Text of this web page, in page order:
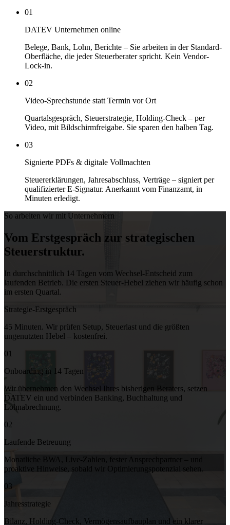
01
DATEV Unternehmen online
Belege, Bank, Lohn, Berichte – Sie arbeiten in der Standard-
Oberfläche, die jeder Steuerberater spricht. Kein Vendor-
Lock-in.
02
Video-Sprechstunde statt Termin vor Ort
Quartalsgespräch, Steuerstrategie, Holding-Check – per
Video, mit Bildschirmfreigabe. Sie sparen den halben Tag.
03
Signierte PDFs & digitale Vollmachten
Steuererklärungen, Jahresabschluss, Verträge – signiert per
qualifizierter E-Signatur. Anerkannt vom Finanzamt, in
Minuten erledigt.
So arbeiten wir mit Unternehmern
Vom Erstgespräch zur strategischen
Steuerstruktur.
In durchschnittlich 14 Tagen vom Wechsel-Entscheid zum
laufenden Betrieb. Die ersten Steuer-Hebel ziehen wir häufig schon
im ersten Quartal.
Strategie-Erstgespräch
45 Minuten. Wir prüfen Setup, Steuerlast und die größten
ungenutzten Hebel – kostenfrei.
01
Onboarding in 14 Tagen
Wir übernehmen den Wechsel Ihres bisherigen Beraters, setzen
DATEV ein und verbinden Banking, Buchhaltung und
Lohnabrechnung.
02
Laufende Betreuung
Monatliche BWA, Live-Zahlen, fester Ansprechpartner – und
proaktive Hinweise, sobald wir Optimierungspotenzial sehen.
03
Jahresstrategie
Bilanz, Holding-Check, Vermögensaufbauplan und ein klarer